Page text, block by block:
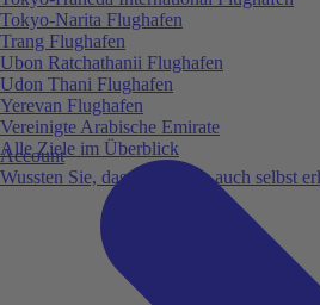
Account
Wussten Sie, dass Sie vieles auch selbst
Tokyo-Narita Flughafen
Trang Flughafen
Ubon Ratchathanii Flughafen
Udon Thani Flughafen
Yerevan Flughafen
Vereinigte Arabische Emirate
Alle Ziele im Überblick